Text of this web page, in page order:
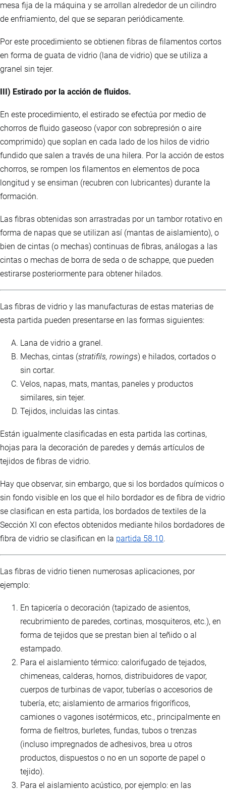
mesa fija de la máquina y se arrollan alrededor de un cilindro
de enfriamiento, del que se separan periódicamente.
Por este procedimiento se obtienen fibras de filamentos cortos
en forma de guata de vidrio (lana de vidrio) que se utiliza a
granel sin tejer.
III) Estirado por la acción de fluidos.
En este procedimiento, el estirado se efectúa por medio de
chorros de fluido gaseoso (vapor con sobrepresión o aire
comprimido) que soplan en cada lado de los hilos de vidrio
fundido que salen a través de una hilera. Por la acción de estos
chorros, se rompen los filamentos en elementos de poca
longitud y se ensiman (recubren con lubricantes) durante la
formación.
Las fibras obtenidas son arrastradas por un tambor rotativo en
forma de napas que se utilizan así (mantas de aislamiento), o
bien de cintas (o mechas) continuas de fibras, análogas a las
cintas o mechas de borra de seda o de schappe, que pueden
estirarse posteriormente para obtener hilados.
Las fibras de vidrio y las manufacturas de estas materias de
esta partida pueden presentarse en las formas siguientes:
Lana de vidrio a granel.
Mechas, cintas (stratifils, rowings) e hilados, cortados o
sin cortar.
Velos, napas, mats, mantas, paneles y productos
similares, sin tejer.
Tejidos, incluidas las cintas.
Están igualmente clasificadas en esta partida las cortinas,
hojas para la decoración de paredes y demás artículos de
tejidos de fibras de vidrio.
Hay que observar, sin embargo, que si los bordados químicos o
sin fondo visible en los que el hilo bordador es de fibra de vidrio
se clasifican en esta partida, los bordados de textiles de la
Sección XI con efectos obtenidos mediante hilos bordadores de
fibra de vidrio se clasifican en la partida 58.10.
Las fibras de vidrio tienen numerosas aplicaciones, por
ejemplo:
En tapicería o decoración (tapizado de asientos,
recubrimiento de paredes, cortinas, mosquiteros, etc.), en
forma de tejidos que se prestan bien al teñido o al
estampado.
Para el aislamiento térmico: calorifugado de tejados,
chimeneas, calderas, hornos, distribuidores de vapor,
cuerpos de turbinas de vapor, tuberías o accesorios de
tubería, etc; aislamiento de armarios frigoríficos,
camiones o vagones isotérmicos, etc., principalmente en
forma de fieltros, burletes, fundas, tubos o trenzas
(incluso impregnados de adhesivos, brea u otros
productos, dispuestos o no en un soporte de papel o
tejido).
Para el aislamiento acústico, por ejemplo: en las